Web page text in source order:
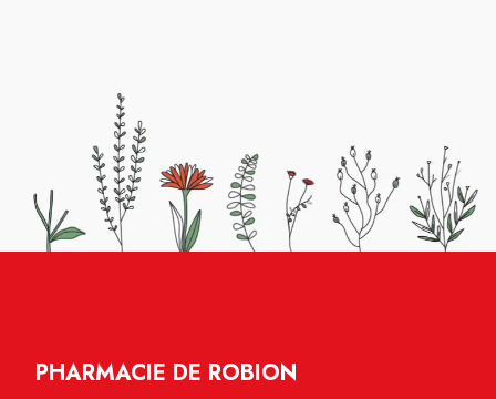
PHARMACIE DE ROBION